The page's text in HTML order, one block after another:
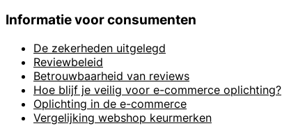
Informatie voor consumenten
De zekerheden uitgelegd
Reviewbeleid
Betrouwbaarheid van reviews
Hoe blijf je veilig voor e-commerce oplichting?
Oplichting in de e-commerce
Vergelijking webshop keurmerken